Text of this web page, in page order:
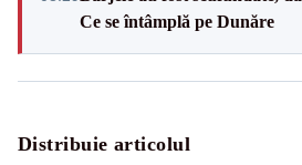
Ce se întâmplă pe Dunăre
Distribuie articolul